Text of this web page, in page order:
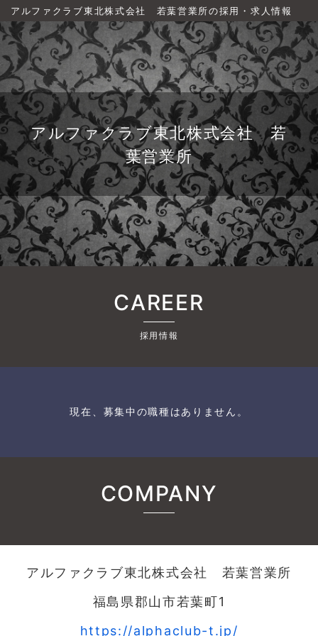
アルファクラブ東北株式会社 若葉営業所の採用・求人情報
アルファクラブ東北株式会社 若
葉営業所
CAREER
採用情報
現在、募集中の職種はありません。
COMPANY
アルファクラブ東北株式会社 若葉営業所
福島県郡山市若葉町1
https://alphaclub-t.jp/